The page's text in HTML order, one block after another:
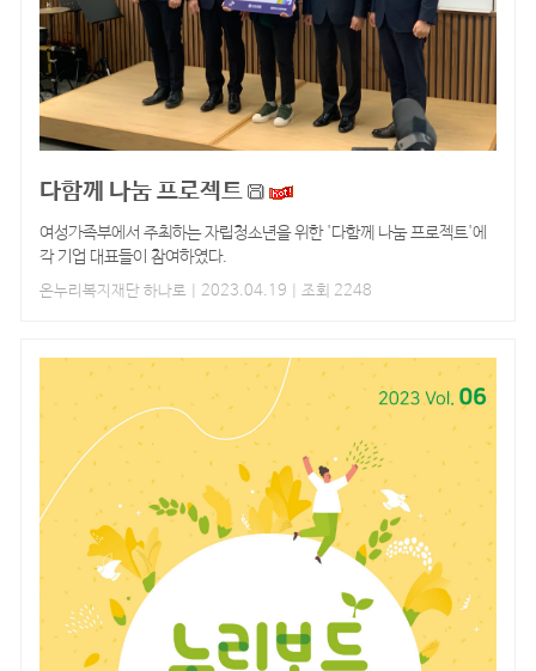
다함께 나눔 프로젝트
여성가족부에서 주최하는 자립청소년을 위한 '다함께 나눔 프로젝트'에
각 기업 대표들이 참여하였다.
온누리복지재단 하나로 | 2023.04.19 | 조회 2248